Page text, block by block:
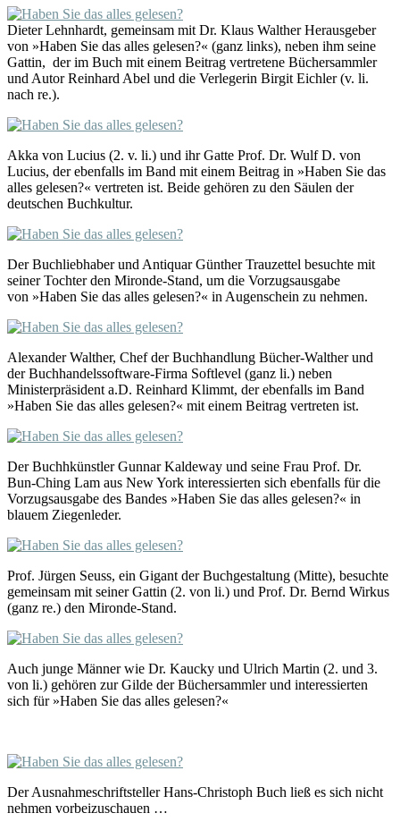
Dieter Lehnhardt, gemeinsam mit Dr. Klaus Walther Herausgeber
von »Haben Sie das alles gelesen?« (ganz links), neben ihm seine
Gattin, der im Buch mit einem Beitrag vertretene Büchersammler
und Autor Reinhard Abel und die Verlegerin Birgit Eichler (v. li.
nach re.).
Akka von Lucius (2. v. li.) und ihr Gatte Prof. Dr. Wulf D. von
Lucius, der ebenfalls im Band mit einem Beitrag in »Haben Sie das
alles gelesen?« vertreten ist. Beide gehören zu den Säulen der
deutschen Buchkultur.
Der Buchliebhaber und Antiquar Günther Trauzettel besuchte mit
seiner Tochter den Mironde-Stand, um die Vorzugsausgabe
von »Haben Sie das alles gelesen?« in Augenschein zu nehmen.
Alexander Walther, Chef der Buchhandlung Bücher-Walther und
der Buchhandelssoftware-Firma Softlevel (ganz li.) neben
Ministerpräsident a.D. Reinhard Klimmt, der ebenfalls im Band
»Haben Sie das alles gelesen?« mit einem Beitrag vertreten ist.
Der Buchhkünstler Gunnar Kaldeway und seine Frau Prof. Dr.
Bun-Ching Lam aus New York interessierten sich ebenfalls für die
Vorzugsausgabe des Bandes »Haben Sie das alles gelesen?« in
blauem Ziegenleder.
Prof. Jürgen Seuss, ein Gigant der Buchgestaltung (Mitte), besuchte
gemeinsam mit seiner Gattin (2. von li.) und Prof. Dr. Bernd Wirkus
(ganz re.) den Mironde-Stand.
Auch junge Männer wie Dr. Kaucky und Ulrich Martin (2. und 3.
von li.) gehören zur Gilde der Büchersammler und interessierten
sich für »Haben Sie das alles gelesen?«
Der Ausnahmeschriftsteller Hans-Christoph Buch ließ es sich nicht
nehmen vorbeizuschauen …